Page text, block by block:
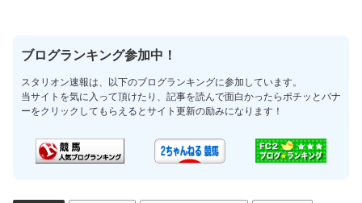
ブログランキング参加中！
スタリオン速報は、以下のブログランキングに参加しています。
当サイトを気に入って頂けたり、記事を読んで面白かったらポチッとバナ
ーをクリックしてもらえるとサイト更新の励みになります！